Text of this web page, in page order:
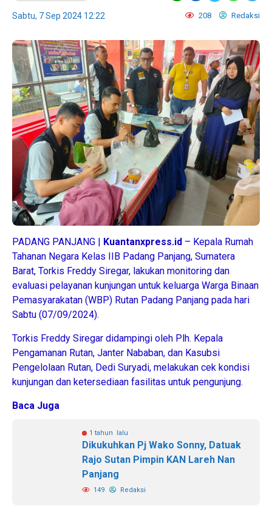
Sabtu, 7 Sep 2024 12:22 208 Redaksi
PADANG PANJANG | Kuantanxpress.id – Kepala Rumah
Tahanan Negara Kelas IIB Padang Panjang, Sumatera
Barat, Torkis Freddy Siregar, lakukan monitoring dan
evaluasi pelayanan kunjungan untuk keluarga Warga Binaan
Pemasyarakatan (WBP) Rutan Padang Panjang pada hari
Sabtu (07/09/2024).
Torkis Freddy Siregar didampingi oleh Plh. Kepala
Pengamanan Rutan, Janter Nababan, dan Kasubsi
Pengelolaan Rutan, Dedi Suryadi, melakukan cek kondisi
kunjungan dan ketersediaan fasilitas untuk pengunjung.
Baca Juga
1 tahun lalu
Dikukuhkan Pj Wako Sonny, Datuak
Rajo Sutan Pimpin KAN Lareh Nan
Panjang
149 Redaksi